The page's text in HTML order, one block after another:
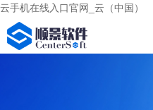
云手机在线入口官网_云（中国）